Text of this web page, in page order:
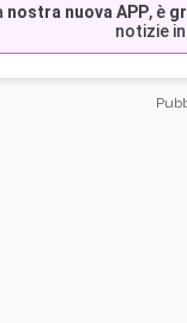
nostra nuova APP, è
notizie